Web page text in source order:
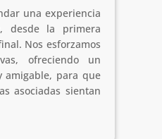
una experiencia
desde la primera
Nos esforzamos
ofreciendo un
amigable, para que
asociadas sientan